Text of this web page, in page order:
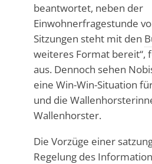
beantwortet, neben der
Einwohnerfragestunde
Sitzungen steht mit den
weiteres Format bereit“,
aus. Dennoch sehen
eine Win-Win-Situation
und die
Wallenhorster.
Die Vorzüge einer
Regelung des